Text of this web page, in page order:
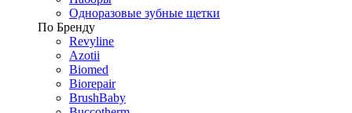
Одноразовые зубные щетки
По Бренду
Revyline
Azotii
Biomed
Biorepair
BrushBaby